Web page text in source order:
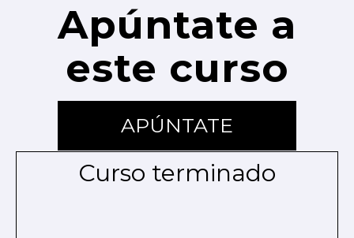
Apúntate a
este curso
APÚNTATE
Curso terminado